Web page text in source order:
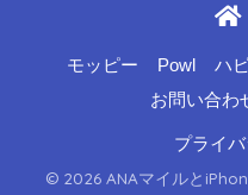
モッピー Powl ハ
お問い合わ
プライ
© 2026 ANAマイルと